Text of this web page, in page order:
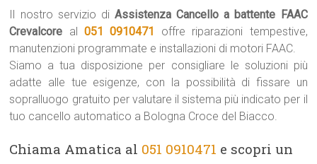
Il nostro servizio di Assistenza Cancello a battente FAAC
Crevalcore al051 0910471
offre riparazioni tempestive,
manutenzioni programmate e installazioni di motori FAAC.
Siamo a tua disposizione per consigliare le soluzioni più
adatte alle tue esigenze, con la possibilità di fissare un
sopralluogo gratuito per valutare il sistema più indicato per il
tuo cancello automatico a Bologna Croce del Biacco.
Chiama Amatica al 051 0910471 e scopri un